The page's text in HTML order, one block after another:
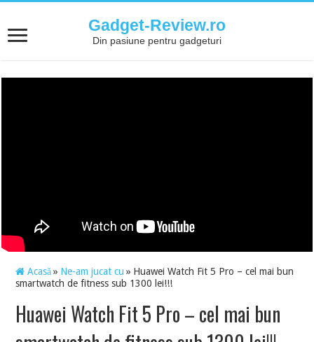
Gadget-Review.ro
Din pasiune pentru gadgeturi
Acasă » Ne-am jucat cu » Huawei Watch Fit 5 Pro – cel mai bun
smartwatch de fitness sub 1300 lei!!!
Huawei Watch Fit 5 Pro – cel mai bun